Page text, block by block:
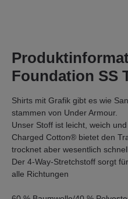
Foundation SS
Shirts mit Grafik gibt es wie
stammen von Under Armour.
Unser Stoff ist leicht, weich
Charged Cotton® bietet den
trocknet aber wesentlich
Der 4-Way-Stretchstoff sorgt
alle Richtungen